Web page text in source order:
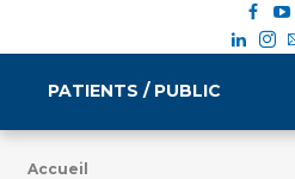
PATIENTS / PUBLIC
Accueil